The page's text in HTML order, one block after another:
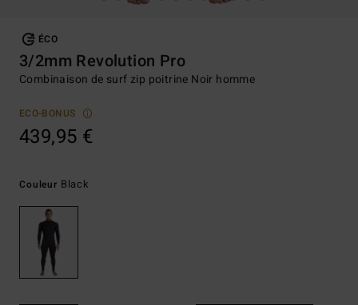
ÉCO
3/2mm Revolution Pro
Combinaison de surf zip poitrine Noir homme
ECO-BONUS
439,95 €
Couleur Black